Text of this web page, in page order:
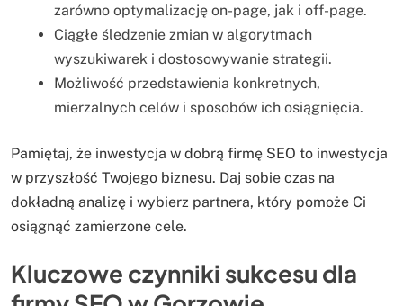
zarówno optymalizację on-page, jak i off-page.
Ciągłe śledzenie zmian w algorytmach
wyszukiwarek i dostosowywanie strategii.
Możliwość przedstawienia konkretnych,
mierzalnych celów i sposobów ich osiągnięcia.
Pamiętaj, że inwestycja w dobrą firmę SEO to inwestycja
w przyszłość Twojego biznesu. Daj sobie czas na
dokładną analizę i wybierz partnera, który pomoże Ci
osiągnąć zamierzone cele.
Kluczowe czynniki sukcesu dla